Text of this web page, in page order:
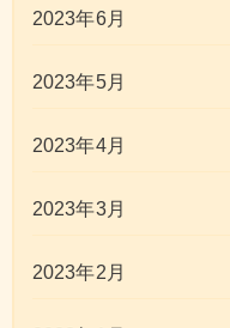
2023年6月
2023年5月
2023年4月
2023年3月
2023年2月